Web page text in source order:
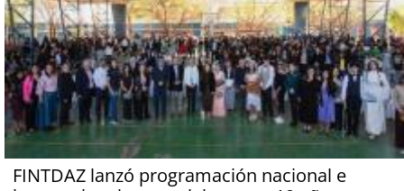
FINTDAZ lanzó programación nacional e